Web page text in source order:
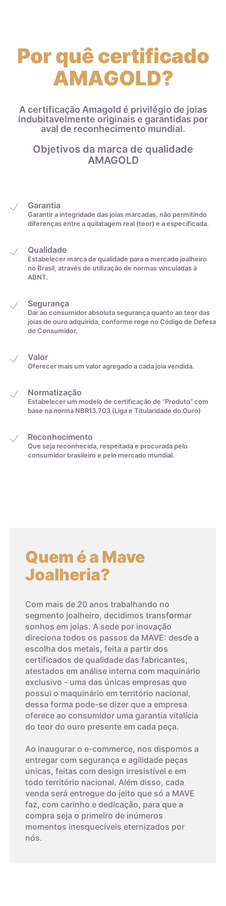
A zircônia cúbica é uma gema produzida em laboratório como
imitação do diamante. Descubra suas características,
desde 1976.
A Zircônia Cúbica (CZ) é uma gema produzida em laboratório
diamante. Na verdade, a zircônia cúbica é um tipo de zircônia
uma variedade de cores. É importante não confundir a
zircônia cúbica com o zircão, um silicato de zircônio (ZrSiO4).
Devido ao seu baixo custo, durabilidade e semelhança visual
com o diamante, a zircônia cúbica tem sido a imitação de
diamante gemológica economicamente mais importante
moda. A CZ também é frequentemente usada em pesquisas
científicas como um substituto do diamante em
experimentos.
Em contraste com a zircônia cúbica, a baddeleyíta é uma
forma natural de zircônia que cristal.
Por quê certificado
AMAGOLD?
A certificação Amagold é privilégio de joias
indubitavelmente originais e garantidas por
aval de reconhecimento mundial.
Objetivos da marca de qualidade
AMAGOLD
Garantia
Garantir a integridade das joias marcadas, não permitindo
diferenças entre a quilatagem real (teor) e a especificada.
Qualidade
Estabelecer marca de qualidade para o mercado joalheiro
no Brasil, através de utilização de normas vinculadas à
ABNT.
Segurança
Dar ao consumidor absoluta segurança quanto ao teor das
joias de ouro adquirida, conforme rege no Código de Defesa
do Consumidor.
Valor
Oferecer mais um valor agregado a cada joia vendida.
Normatização
Estabelecer um modelo de certificação de “Produto” com
base na norma NBR13.703 (Liga e Titularidade do Ouro)
Reconhecimento
Que seja reconhecida, respeitada e procurada pelo
consumidor brasileiro e pelo mercado mundial.
Quem é a Mave
Joalheria?
Com mais de 20 anos trabalhando no
segmento joalheiro, decidimos transformar
sonhos em joias. A sede por inovação
direciona todos os passos da MAVE: desde a
escolha dos metais, feita a partir dos
certificados de qualidade das fabricantes,
atestados em análise interna com maquinário
exclusivo - uma das únicas empresas que
possui o maquinário em território nacional,
dessa forma pode-se dizer que a empresa
oferece ao consumidor uma garantia vitalícia
do teor do ouro presente em cada peça.
Ao inaugurar o e-commerce, nos dispomos a
entregar com segurança e agilidade peças
únicas, feitas com design irresistível e em
todo território nacional. Além disso, cada
venda será entregue do jeito que só a MAVE
faz, com carinho e dedicação, para que a
compra seja o primeiro de inúmeros
momentos inesquecíveis eternizados por
nós.